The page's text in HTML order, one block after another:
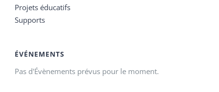
Projets éducatifs
Supports
ÉVÉNEMENTS
Pas d'Évènements prévus pour le moment.